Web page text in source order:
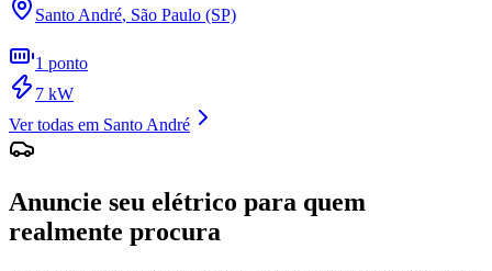
Santo André, São Paulo (SP)
1 ponto
7 kW
Ver todas em Santo André
Anuncie seu elétrico para quem
realmente procura